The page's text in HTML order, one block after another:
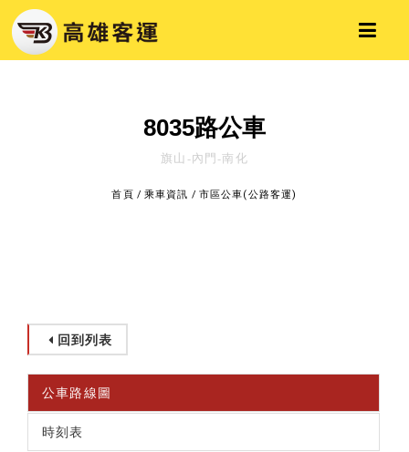
8035路公車
旗山-內門-南化
首頁 / 乘車資訊 / 市區公車(公路客運)
回到列表
公車路線圖
時刻表